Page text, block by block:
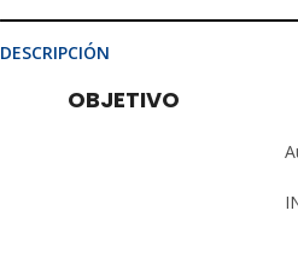
DESCRIPCIÓN
OBJETIVO